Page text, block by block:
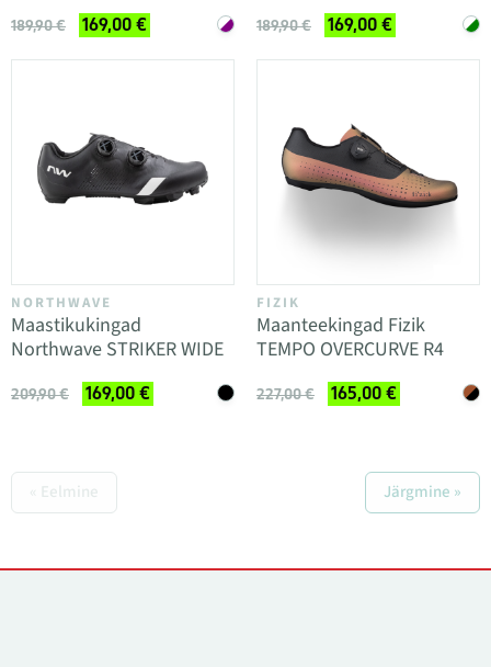
189,90 € 169,00 € 189,90 € 169,00 €
NORTHWAVE
Maastikukingad
Northwave STRIKER WIDE
209,90 € 169,00 €
FIZIK
Maanteekingad Fizik
TEMPO OVERCURVE R4
227,00 € 165,00 €
« Eelmine Järgmine »